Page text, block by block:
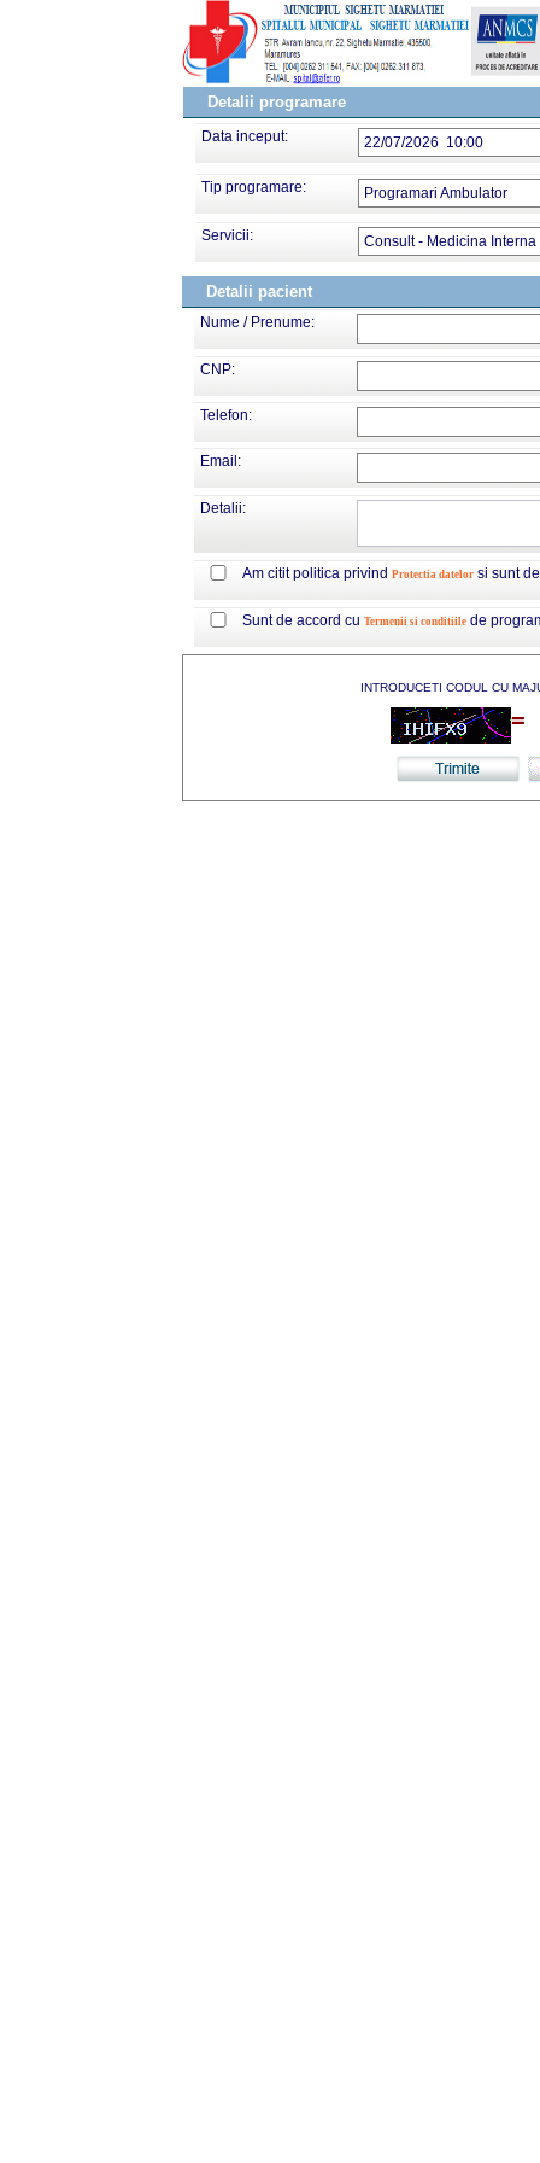
Detalii programare
Data inceput: 22/07/2026 10:00
Tip programare: Programari Ambulator
Servicii: Consult - Medicina Interna
Detalii pacient
Nume / Prenume:
CNP:
Telefon:
Email:
Detalii:
Am citit politica privind Protectia datelor si sunt
Sunt de accord cu Termenii si conditiile de
INTRODUCETI CODUL CU
=